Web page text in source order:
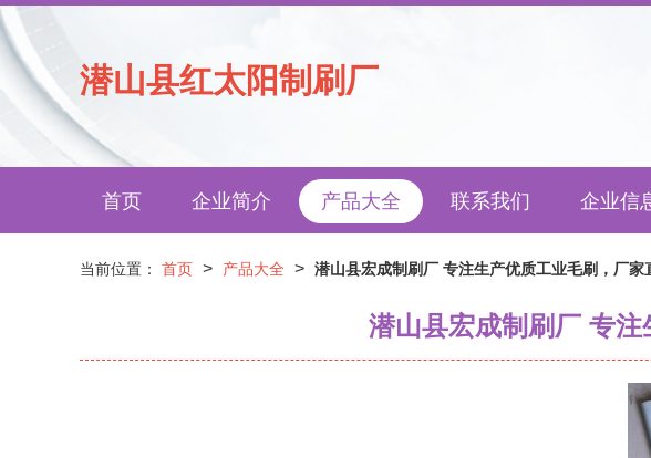
潜山县红太阳制刷厂
首页 企业简介 产品大全 联系我们 企业信
当前位置： 首页 > 产品大全 > 潜山县宏成制刷厂 专注生产优质工业毛刷，厂家
潜山县宏成制刷厂 专